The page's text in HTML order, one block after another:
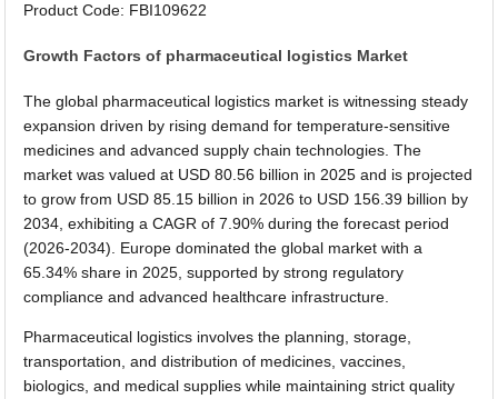
Product Code: FBI109622
Growth Factors of pharmaceutical logistics Market
The global pharmaceutical logistics market is witnessing steady
expansion driven by rising demand for temperature-sensitive
medicines and advanced supply chain technologies. The
market was valued at USD 80.56 billion in 2025 and is projected
to grow from USD 85.15 billion in 2026 to USD 156.39 billion by
2034, exhibiting a CAGR of 7.90% during the forecast period
(2026-2034). Europe dominated the global market with a
65.34% share in 2025, supported by strong regulatory
compliance and advanced healthcare infrastructure.
Pharmaceutical logistics involves the planning, storage,
transportation, and distribution of medicines, vaccines,
biologics, and medical supplies while maintaining strict quality